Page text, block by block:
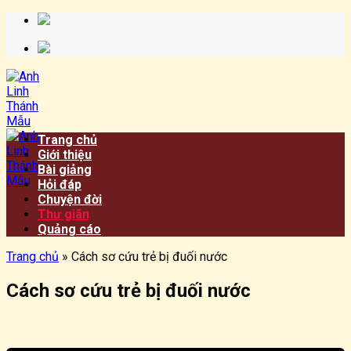
Chuyển
Trang chủ
Giới thiệu
Bài giảng
Hỏi đáp
Chuyện đời
Thư giãn
Quảng cáo
Trang chủ » Cách sơ cứu trẻ bị đuối nước
Cách sơ cứu trẻ bị đuối nước